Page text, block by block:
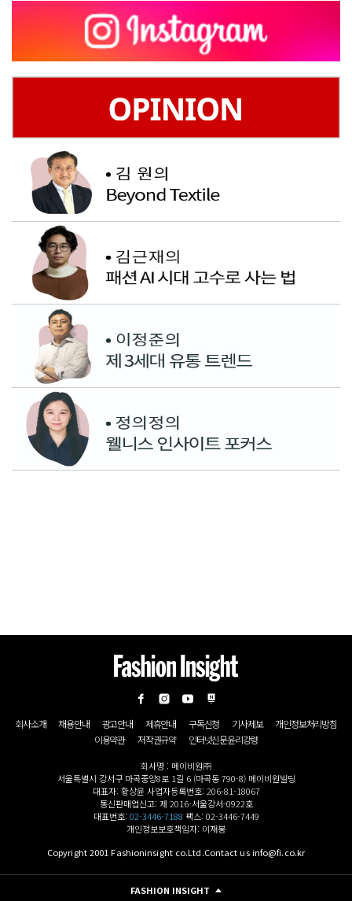
회사소개 채용안내 광고안내 제휴안내 구독신청 기사제보
개인정보처리방침
이용약관
저작권규약 인터넷신문윤리강령
회사명 : 메이비원㈜
서울특별시 강서구 마곡중앙8로 1길 6 (마곡동 790-8) 메이비원빌딩
대표자: 황상윤 사업자등록번호: 206-81-18067
통신판매업신고: 제 2016-서울강서-0922호
대표번호: 02-3446-7188 팩스: 02-3446-7449
개인정보보호책임자: 이재봉
Copyright 2001 Fashioninsight co.Ltd.Contact us info@fi.co.kr
FASHION INSIGHT